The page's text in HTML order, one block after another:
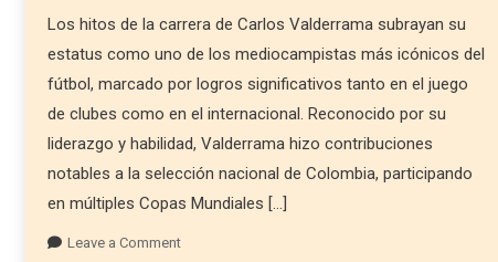
Los hitos de la carrera de Carlos Valderrama subrayan su
estatus como uno de los mediocampistas más icónicos del
fútbol, marcado por logros significativos tanto en el juego
de clubes como en el internacional. Reconocido por su
liderazgo y habilidad, Valderrama hizo contribuciones
notables a la selección nacional de Colombia, participando
en múltiples Copas Mundiales […]
Leave a Comment